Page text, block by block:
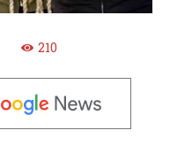
210